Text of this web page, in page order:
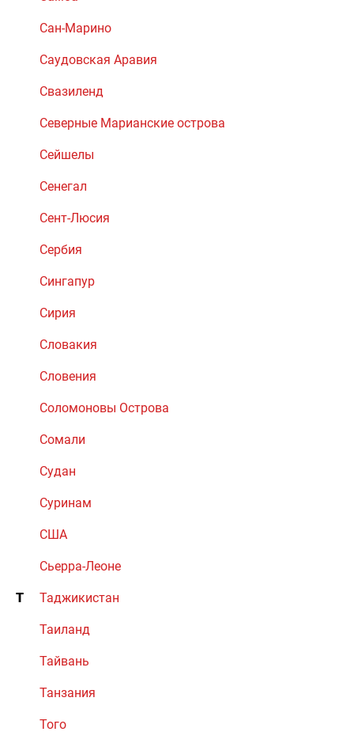
Сан-Марино
Саудовская Аравия
Свазиленд
Северные Марианские острова
Сейшелы
Сенегал
Сент-Люсия
Сербия
Сингапур
Сирия
Словакия
Словения
Соломоновы Острова
Сомали
Судан
Суринам
США
Сьерра-Леоне
Т Таджикистан
Таиланд
Тайвань
Танзания
Того